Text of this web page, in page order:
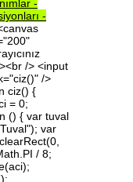
-
-
/> <input
/>
ciz() {
= 0;
() { var tuval
var
/ 8;